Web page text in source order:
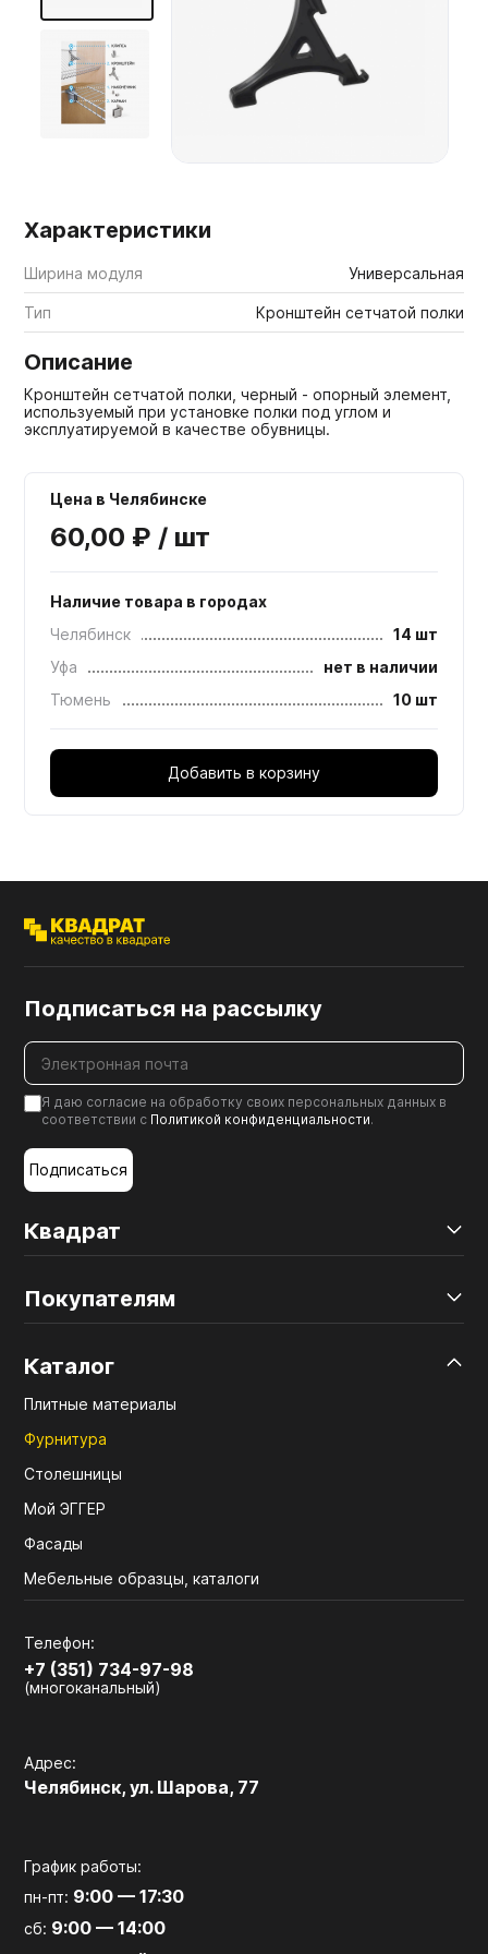
Мебельные образцы, каталоги
Характеристики
Ширина модуля Универсальная
Тип Кронштейн сетчатой полки
Описание
Кронштейн сетчатой полки, черный - опорный элемент,
используемый при установке полки под углом и
эксплуатируемой в качестве обувницы.
Цена в Челябинске
60,00 ₽ / шт
Наличие товара в городах
Челябинск
14 шт
Уфа
нет в наличии
Тюмень
10 шт
Добавить в корзину
Квадрат
Покупателям
Каталог
Плитные материалы
Фурнитура
Столешницы
Мой ЭГГЕР
Фасады
Мебельные образцы, каталоги
Телефон:
+7 (351) 734-97-98
(многоканальный)
Адрес:
Челябинск, ул. Шарова, 77
График работы:
пн-пт: 9:00 — 17:30
сб: 9:00 — 14:00
Подписаться на рассылку
Я даю согласие на обработку своих персональных данных в
соответствии с Политикой конфиденциальности.
Подписаться